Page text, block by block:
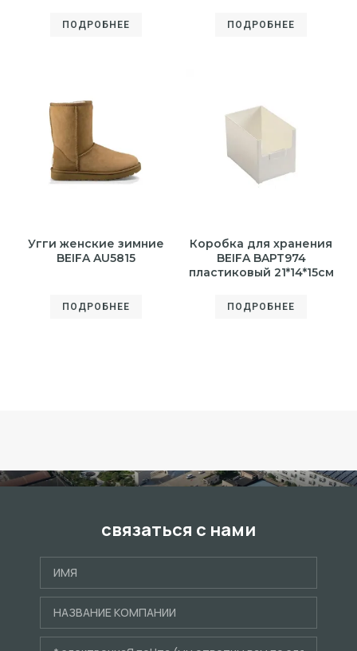
ПОДРОБНЕЕ ПОДРОБНЕЕ
Угги женские зимние
BEIFA AU5815
ПОДРОБНЕЕ
Коробка для хранения
BEIFA BAPT974
пластиковый 21*14*15см
ПОДРОБНЕЕ
связаться с нами